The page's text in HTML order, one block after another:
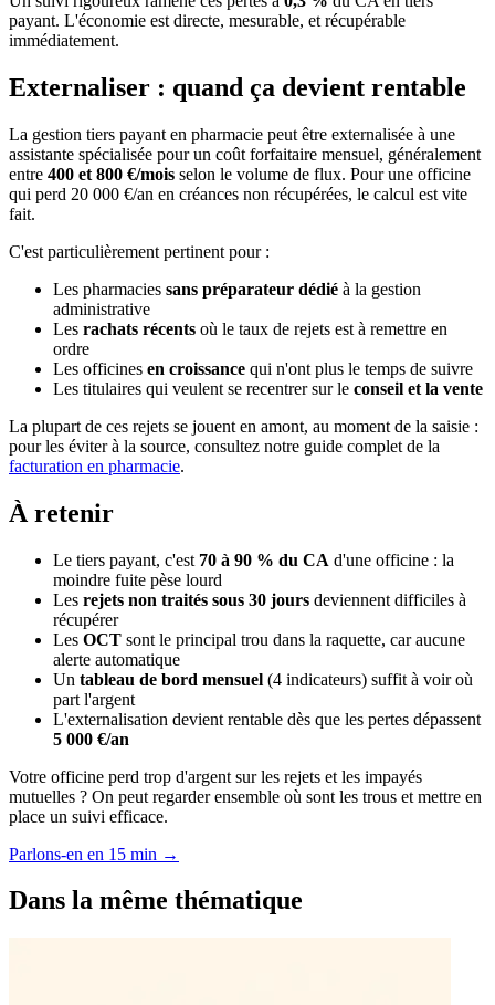
payant. L'économie est directe, mesurable, et récupérable
immédiatement.
Externaliser : quand ça devient rentable
La gestion tiers payant en pharmacie peut être externalisée à une
assistante spécialisée pour un coût forfaitaire mensuel, généralement
entre 400 et 800 €/mois selon le volume de flux. Pour une officine
qui perd 20 000 €/an en créances non récupérées, le calcul est vite
fait.
C'est particulièrement pertinent pour :
Les pharmacies sans préparateur dédié à la gestion
administrative
Les rachats récents où le taux de rejets est à remettre en
ordre
Les officines en croissance qui n'ont plus le temps de suivre
Les titulaires qui veulent se recentrer sur le conseil et la vente
La plupart de ces rejets se jouent en amont, au moment de la saisie :
pour les éviter à la source, consultez notre guide complet de la
facturation en pharmacie.
À retenir
Le tiers payant, c'est 70 à 90 % du CA d'une officine : la
moindre fuite pèse lourd
Les rejets non traités sous 30 jours deviennent difficiles à
récupérer
Les OCT sont le principal trou dans la raquette, car aucune
alerte automatique
Un tableau de bord mensuel (4 indicateurs) suffit à voir où
part l'argent
L'externalisation devient rentable dès que les pertes dépassent
5 000 €/an
Votre officine perd trop d'argent sur les rejets et les impayés
mutuelles ? On peut regarder ensemble où sont les trous et mettre en
place un suivi efficace.
Parlons-en en 15 min →
Dans la même thématique